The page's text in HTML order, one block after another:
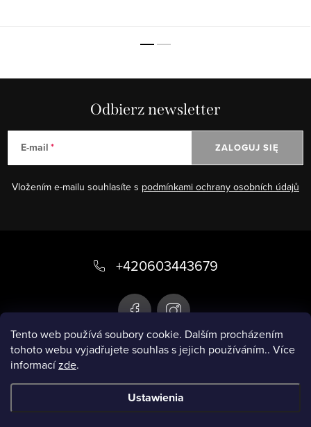
Tento web používá soubory cookie. Dalším procházením
tohoto webu vyjadřujete souhlas s jejich používáním.. Více
informacízde.
Ustawienia
Odbierz newsletter
E-mail
Vložením e-mailu souhlasíte s podmínkami ochrany osobních údajů
ZALOGUJ SIĘ
p
Infobox
+420603443679